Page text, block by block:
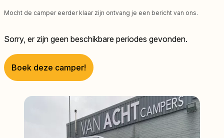
Mocht de camper eerder klaar zijn ontvang je een bericht van ons.
Sorry, er zijn geen beschikbare periodes gevonden.
Boek deze camper!